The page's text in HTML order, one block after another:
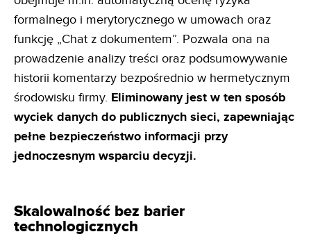
formalnego i merytorycznego w umowach oraz
funkcję „Chat z dokumentem”. Pozwala ona na
prowadzenie analizy treści oraz podsumowywanie
historii komentarzy bezpośrednio w hermetycznym
środowisku firmy. Eliminowany jest w ten sposób
wyciek danych do publicznych sieci, zapewniając
pełne bezpieczeństwo informacji przy
jednoczesnym wsparciu decyzji.
Skalowalność bez barier
technologicznych